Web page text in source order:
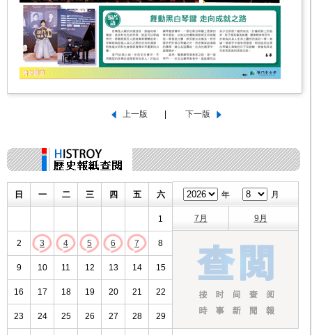
日 一 二 三 四 五 六
1
2 3 4 5 6 7 8
9 10 11 12 13 14 15
16 17 18 19 20 21 22
23 24 25 26 27 28 29
年 月
7月 9月